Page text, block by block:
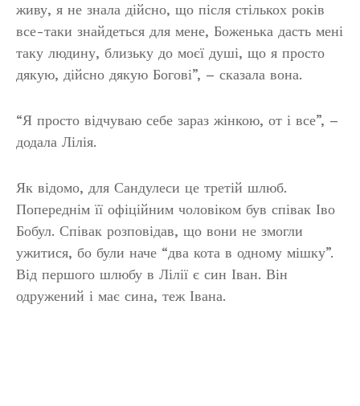
живу, я не знала дійсно, що після стількох років
все-таки знайдеться для мене, Боженька дасть мені
таку людину, близьку до моєї душі, що я просто
дякую, дійсно дякую Богові”, – сказала вона.
“Я просто відчуваю себе зараз жінкою, от і все”, –
додала Лілія.
Як відомо, для Сандулеси це третій шлюб.
Попереднім її офіційним чоловіком був співак Іво
Бобул. Співак розповідав, що вони не змогли
ужитися, бо були наче “два кота в одному мішку”.
Від першого шлюбу в Лілії є син Іван. Він
одружений і має сина, теж Івана.